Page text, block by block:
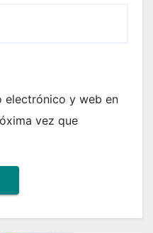
electrónico y web en
vez que